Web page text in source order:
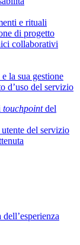
e rituali
di progetto
collaborativi
la sua gestione
d’uso del servizio
touchpointdel
del servizio